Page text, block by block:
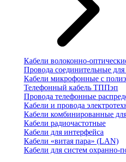
Кабели волоконно-
Провода соединительные для
Кабели микрофонные с
Телефонный кабель ТППэп
Провода телефонные
Кабели и провода
Кабели комбинированные
Кабели радиочастотные
Кабели для интерфейса
Кабели «витая пара» (LAN)
Кабели для систем охранно-